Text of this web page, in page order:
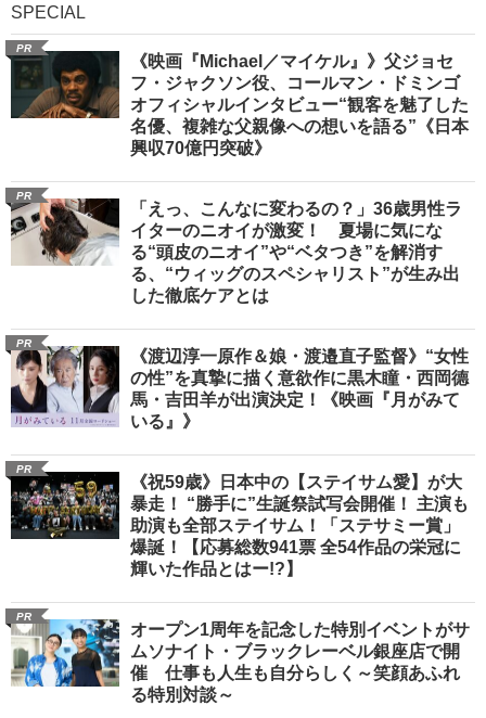
SPECIAL
PR
《映画『Michael／マイケル』》父ジョセ
フ・ジャクソン役、コールマン・ドミンゴ
オフィシャルインタビュー“観客を魅了した
名優、複雑な父親像への想いを語る”《日本
興収70億円突破》
PR
「えっ、こんなに変わるの？」36歳男性ラ
イターのニオイが激変！ 夏場に気にな
る“頭皮のニオイ”や“ベタつき”を解消す
る、“ウィッグのスペシャリスト”が生み出
した徹底ケアとは
PR
《渡辺淳一原作＆娘・渡邉直子監督》“女性
の性”を真摯に描く意欲作に黒木瞳・西岡德
馬・吉田羊が出演決定！《映画『月がみて
いる』》
PR
《祝59歳》日本中の【ステイサム愛】が大
暴走！ “勝手に”生誕祭試写会開催！ 主演も
助演も全部ステイサム！「ステサミー賞」
爆誕！【応募総数941票 全54作品の栄冠に
輝いた作品とはー!?】
PR
オープン1周年を記念した特別イベントがサ
ムソナイト・ブラックレーベル銀座店で開
催 仕事も人生も自分らしく～笑顔あふれ
る特別対談～